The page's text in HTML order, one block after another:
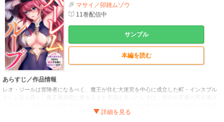
マサイ／卯雑ムゾウ
11巻配信中
サンプル
本編を読む
あらすじ／作品情報
レオ・ジールは冒険者になるべく、魔王が住む大迷宮を中心に成立した町・インスブル
としての成功を決意したレオは、活動的に1日を過ごし明日を楽しみに眠りにつく。しか